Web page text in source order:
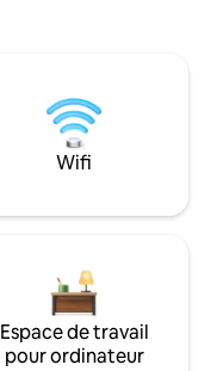
Wifi
Espace de travail
pour ordinateur